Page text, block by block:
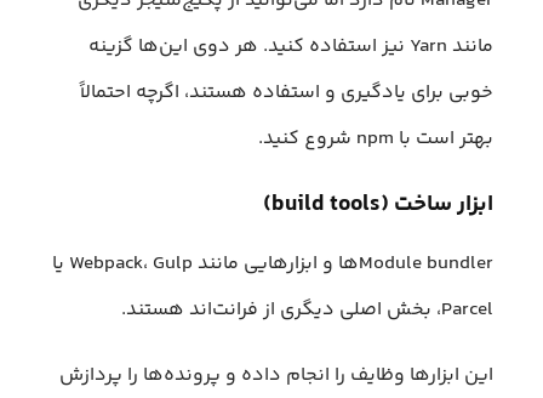
مانند Yarn نیز استفاده کنید. هر دوی این‌ها گزینه
خوبی برای یادگیری و استفاده هستند، اگرچه احتمالاً
بهتر است با npm شروع کنید.
ابزار ساخت (build tools)
Module bundler‌ها و ابزارهایی مانند Webpack، Gulp یا
Parcel، بخش اصلی دیگری از فرانت‌اند هستند.
این ابزارها وظایف را انجام داده و پرونده‌ها را پردازش